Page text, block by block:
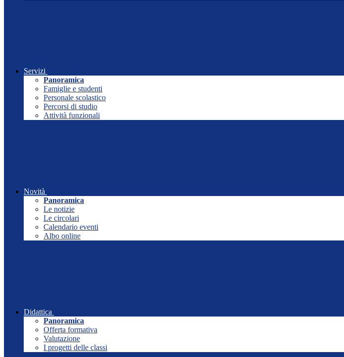
Servizi
Panoramica
Famiglie e studenti
Personale scolastico
Percorsi di studio
Attività funzionali
Novità
Panoramica
Le notizie
Le circolari
Calendario eventi
Albo online
Didattica
Panoramica
Offerta formativa
Valutazione
I progetti delle classi